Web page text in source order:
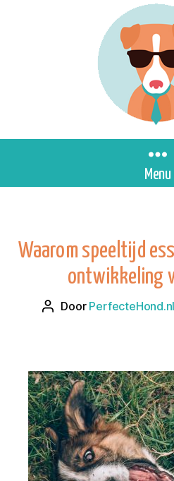
Menu
Waarom speeltijd
ontwikkeling
Berichtauteur
Door PerfecteHond.nl